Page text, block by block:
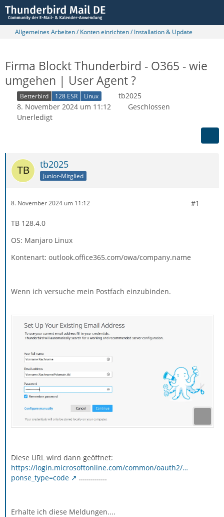
Allgemeines Arbeiten / Konten einrichten / Installation & Update
Firma Blockt Thunderbird - O365 - wie
umgehen | User Agent ?
Betterbird 128 ESR Linux
tb2025
8. November 2024 um 11:12
Geschlossen
Unerledigt
tb2025
Junior-Mitglied
8. November 2024 um 11:12 #1
TB 128.4.0
OS: Manjaro Linux
Kontenart: outlook.office365.com/owa/company.name
Wenn ich versuche mein Postfach einzubinden.
Diese URL wird dann geöffnet:
https://login.microsoftonline.com/common/oauth2/…
ponse_type=code
..............
Erhalte ich diese Meldungen....